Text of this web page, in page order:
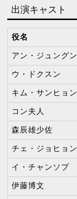
出演キャスト
役名
アン・ジュングン
ウ・ドクスン
キム・サンヒョン
コン夫人
森辰雄少佐
チェ・ジョヒョン
イ・チャンソプ
伊藤博文